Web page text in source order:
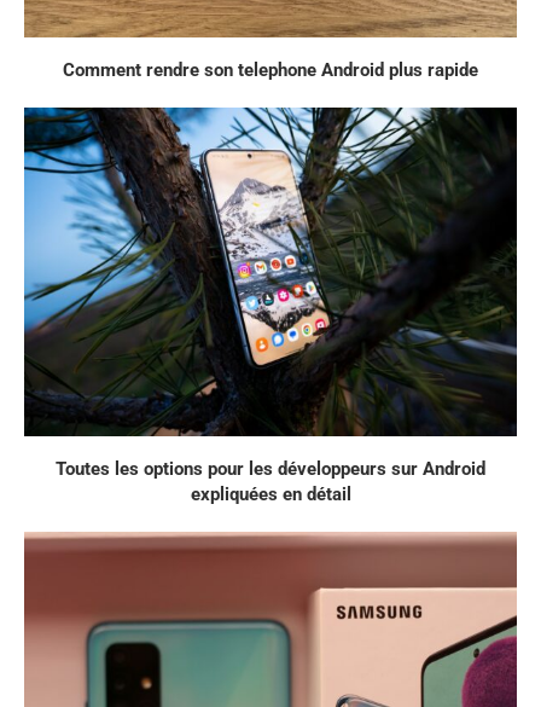
Comment rendre son telephone Android plus rapide
Toutes les options pour les développeurs sur Android
expliquées en détail